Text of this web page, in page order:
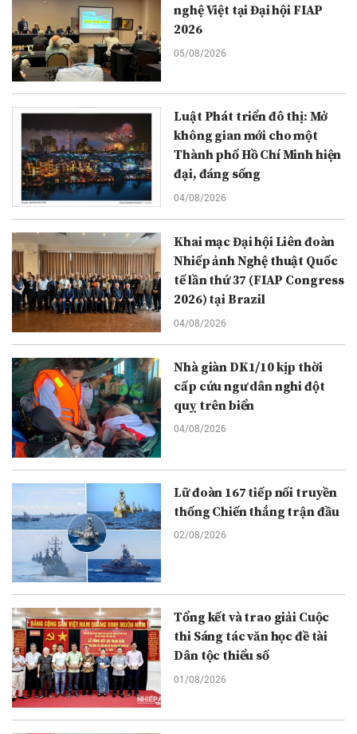
nghệ Việt tại Đại hội FIAP
2026
05/08/2026
Luật Phát triển đô thị: Mở
không gian mới cho một
Thành phố Hồ Chí Minh hiện
đại, đáng sống
04/08/2026
Khai mạc Đại hội Liên đoàn
Nhiếp ảnh Nghệ thuật Quốc
tế lần thứ 37 (FIAP Congress
2026) tại Brazil
04/08/2026
Nhà giàn DK1/10 kịp thời
cấp cứu ngư dân nghi đột
quỵ trên biển
04/08/2026
Lữ đoàn 167 tiếp nối truyền
thống Chiến thắng trận đầu
02/08/2026
Tổng kết và trao giải Cuộc
thi Sáng tác văn học đề tài
Dân tộc thiểu số
01/08/2026